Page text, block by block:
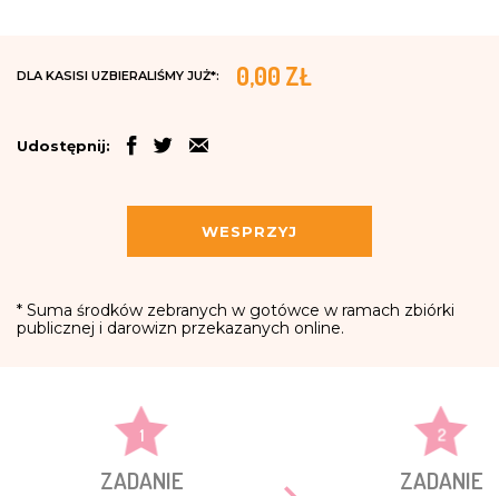
DLA KASISI UZBIERALIŚMY JUŻ*: 0,00 ZŁ
Udostępnij:
WESPRZYJ
* Suma środków zebranych w gotówce w ramach zbiórki
publicznej i darowizn przekazanych online.
1
ZADANIE
2
ZADANIE